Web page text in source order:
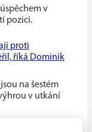
v
pozici.
proti
říká Dominik
na šestém
v utkání